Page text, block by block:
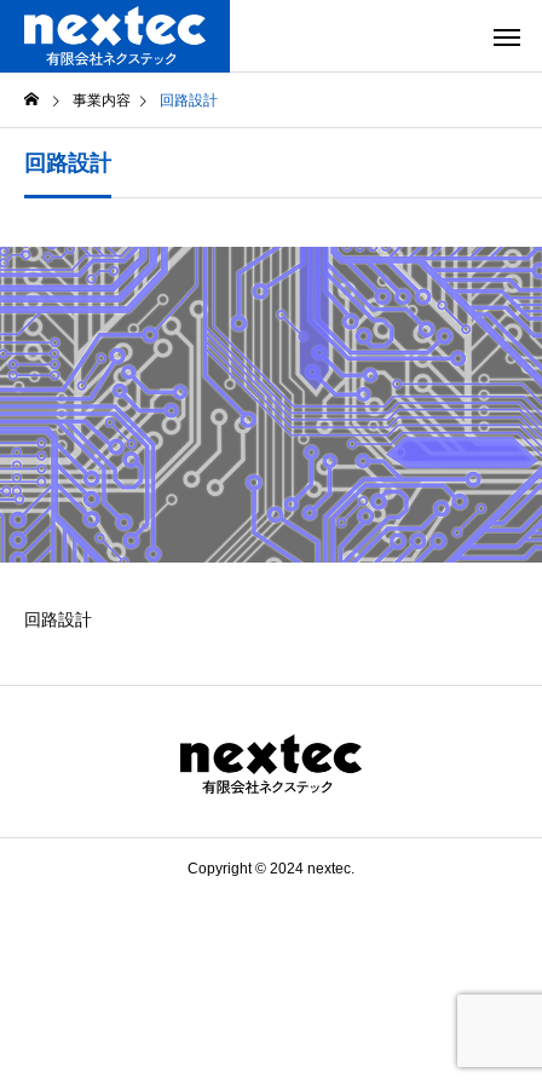
事業内容 回路設計
回路設計
回路設計
Copyright © 2024 nextec.